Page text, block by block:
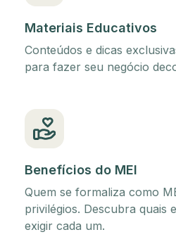
Materiais Educativos
Conteúdos e dicas
para fazer seu negócio
Benefícios do MEI
Quem se formaliza como
privilégios. Descubra quais
exigir cada um.